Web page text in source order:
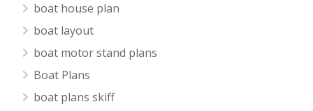
boat house plan
boat layout
boat motor stand plans
Boat Plans
boat plans skiff